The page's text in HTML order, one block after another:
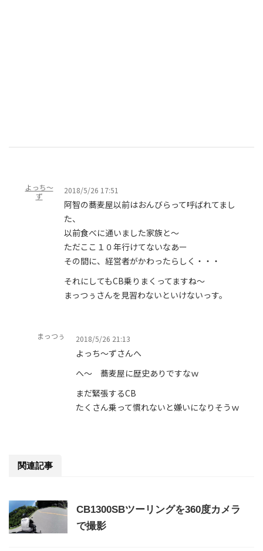
よっち～
ず
2018/5/26 17:51
阿智の蕎麦屋以前はおんびらって呼ばれてまし
た、
以前食べに通いました家族と～
ただここ１０年行けてないなあー
その間に、経営者がかわったらしく・・・
それにしてもCB乗りまくってますね～
まっつぅさんを見習わないといけないっす。
まっつぅ 2018/5/26 21:13
よっち～ずさんへ
へ～ 蕎麦屋に歴史ありですなｗ
まだ緊張するCB
たくさん乗って慣れないと嫌いになりそうｗ
関連記事
CB1300SBツーリングを360度カメラ
で撮影